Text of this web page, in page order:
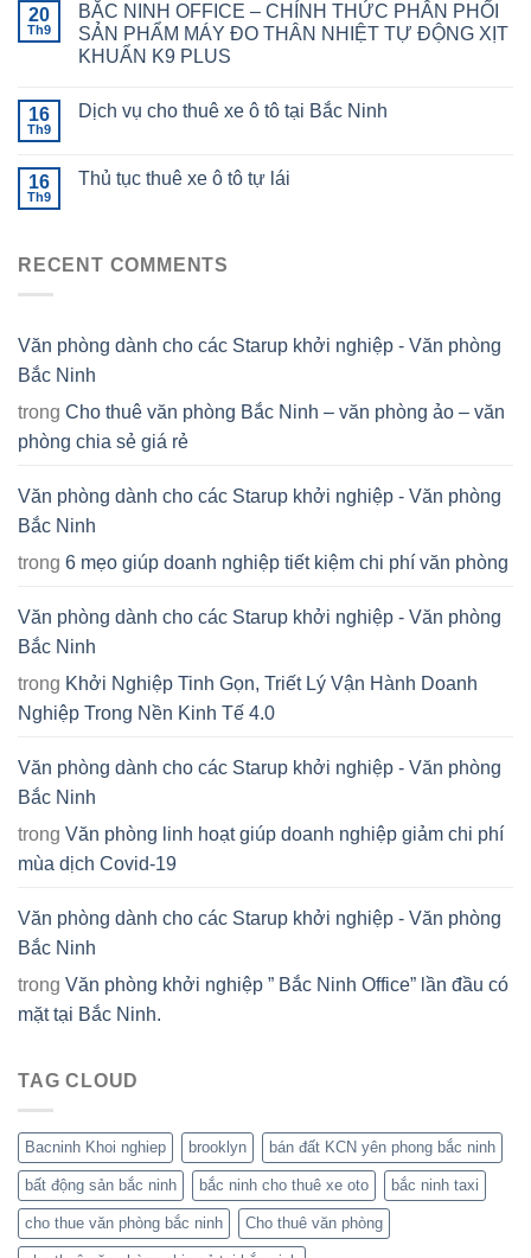
20
Th9
BẮC NINH OFFICE – CHÍNH THỨC PHÂN PHỐI
SẢN PHẨM MÁY ĐO THÂN NHIỆT TỰ ĐỘNG XỊT
KHUẨN K9 PLUS
16
Th9
Dịch vụ cho thuê xe ô tô tại Bắc Ninh
16
Th9
Thủ tục thuê xe ô tô tự lái
RECENT COMMENTS
Văn phòng dành cho các Starup khởi nghiệp - Văn phòng
Bắc Ninh
trong Cho thuê văn phòng Bắc Ninh – văn phòng ảo – văn
phòng chia sẻ giá rẻ
Văn phòng dành cho các Starup khởi nghiệp - Văn phòng
Bắc Ninh
trong 6 mẹo giúp doanh nghiệp tiết kiệm chi phí văn phòng
Văn phòng dành cho các Starup khởi nghiệp - Văn phòng
Bắc Ninh
trong Khởi Nghiệp Tinh Gọn, Triết Lý Vận Hành Doanh
Nghiệp Trong Nền Kinh Tế 4.0
Văn phòng dành cho các Starup khởi nghiệp - Văn phòng
Bắc Ninh
trong Văn phòng linh hoạt giúp doanh nghiệp giảm chi phí
mùa dịch Covid-19
Văn phòng dành cho các Starup khởi nghiệp - Văn phòng
Bắc Ninh
trong Văn phòng khởi nghiệp ” Bắc Ninh Office” lần đầu có
mặt tại Bắc Ninh.
TAG CLOUD
Bacninh Khoi nghiep brooklyn bán đất KCN yên phong bắc ninh
bất động sản bắc ninh bắc ninh cho thuê xe oto bắc ninh taxi
cho thue văn phòng bắc ninh Cho thuê văn phòng